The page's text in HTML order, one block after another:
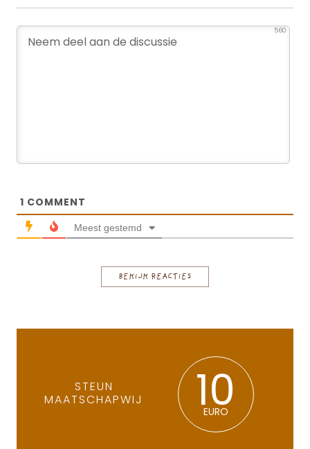
560
1 COMMENT
Meest gestemd
BEKIJK REACTIES
STEUN
MAATSCHAPWIJ
10
EURO